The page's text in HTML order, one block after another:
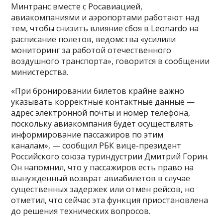
Минтранс вместе с Росавиацией,
авиакомпаниями и аэропортами работают над
тем, чтобы снизить влияние сбоя в Leonardo на
расписание полетов, ведомства «усилили
мониторинг за работой отечественного
воздушного транспорта», говорится в сообщении
министерства.
«При бронировании билетов крайне важно
указывать корректные контактные данные —
адрес электронной почты и номер телефона,
поскольку авиакомпания будет осуществлять
информирование пассажиров по этим
каналам», — сообщил РБК вице-президент
Российского союза туриндустрии Дмитрий Горин.
Он напомнил, что у пассажиров есть право на
вынужденный возврат авиабилетов в случае
существенных задержек или отмен рейсов, но
отметил, что сейчас эта функция приостановлена
до решения технических вопросов.